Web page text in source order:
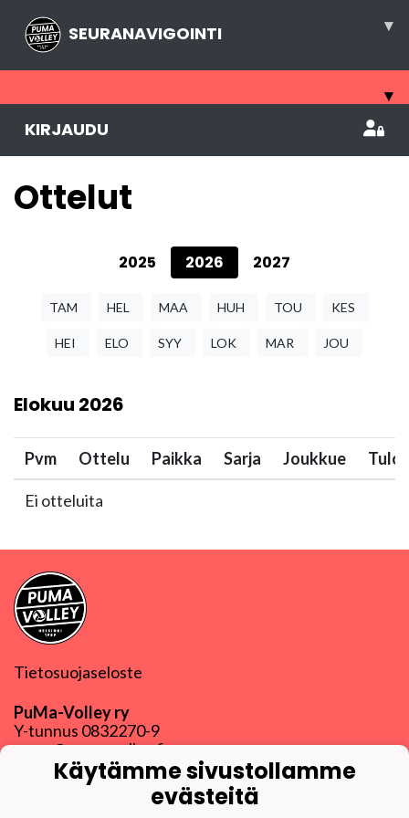
SEURANAVIGOINTI ▾
▾
KIRJAUDU
Ottelut
2025 2026 2027
TAM HEL MAA HUH TOU KES
HEI ELO SYY LOK MAR JOU
Elokuu 2026
Pvm Ottelu Paikka Sarja Joukkue Tulos
Ei otteluita
Tietosuojaseloste
PuMa-Volley ry
Y-tunnus 0832270-9
puma@puma-volley.fi
Linkki muihin yhteystietoihin
Käytämme sivustollamme
evästeitä